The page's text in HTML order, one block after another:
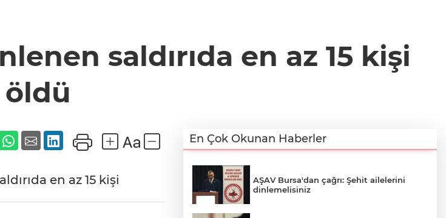
saldırıda en az 15 kişi
öldü
en az 15 kişi
En Çok Okunan Haberler
AŞAV Bursa'dan çağrı: Şehit ailelerini
dinlemelisiniz